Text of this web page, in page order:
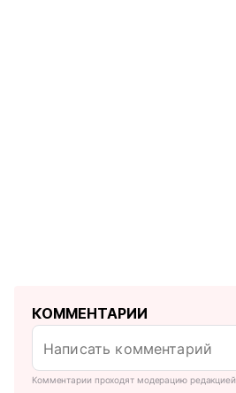
КОММЕНТАРИИ
Комментарии проходят модерацию редакцией